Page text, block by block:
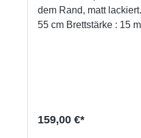
dem Rand, matt lackiert. Die Rückseite vom
55 cm Brettstärke : 15 mm Gewicht : 3,1 kg Anigré ist ein Laubbaum aus Ostafrika. Das mäßig
159,00 €*